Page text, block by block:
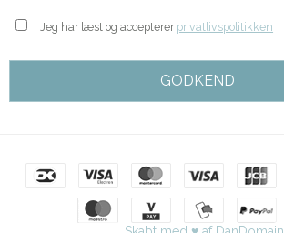
Jeg har læst og accepterer privatlivspolitikken
GODKEND